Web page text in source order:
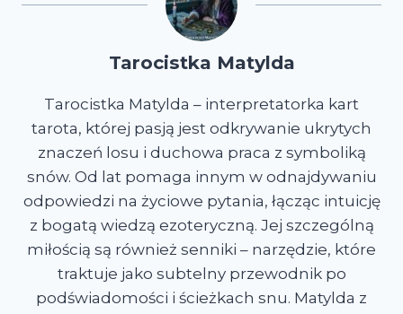
Tarocistka Matylda
Tarocistka Matylda – interpretatorka kart
tarota, której pasją jest odkrywanie ukrytych
znaczeń losu i duchowa praca z symboliką
snów. Od lat pomaga innym w odnajdywaniu
odpowiedzi na życiowe pytania, łącząc intuicję
z bogatą wiedzą ezoteryczną. Jej szczególną
miłością są również senniki – narzędzie, które
traktuje jako subtelny przewodnik po
podświadomości i ścieżkach snu. Matylda z